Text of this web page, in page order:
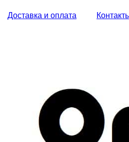
Доставка и оплата